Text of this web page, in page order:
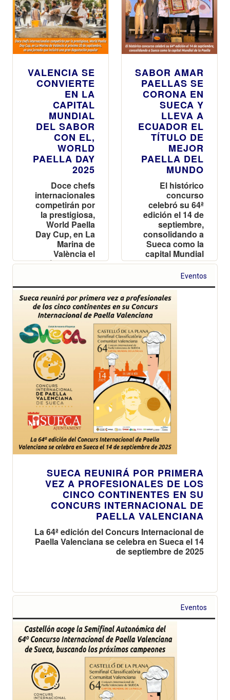
VALENCIA SE
CONVIERTE
EN LA
CAPITAL
MUNDIAL
DEL SABOR
CON EL,
WORLD
PAELLA DAY
2025
Doce chefs
internacionales
competirán por
la prestigiosa,
World Paella
Day Cup, en La
Marina de
València el
próximo 20 de
incluirá una
gran
degustación
popular
SABOR AMAR
PAELLAS SE
CORONA EN
SUECA Y
LLEVA A
ECUADOR EL
TÍTULO DE
MEJOR
PAELLA DEL
MUNDO
El histórico
concurso
celebró su 64ª
edición el 14 de
septiembre,
consolidando a
Sueca como la
capital Mundial
de la Paella
Eventos
SUECA REUNIRÁ POR PRIMERA
VEZ A PROFESIONALES DE LOS
CINCO CONTINENTES EN SU
CONCURS INTERNACIONAL DE
PAELLA VALENCIANA
La 64ª edición del Concurs Internacional de
Paella Valenciana se celebra en Sueca el 14
de septiembre de 2025
Eventos